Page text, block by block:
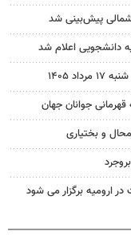
شمالی پیش‌بینی شد
دانشجویی اعلام شد
۱۴۰۵
جوانان جهان
ارومیه برگزار می شود